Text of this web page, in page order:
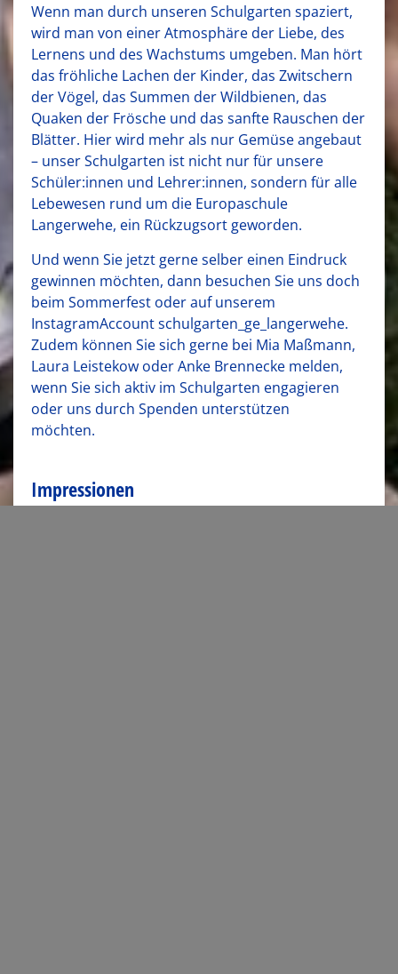
Wenn man durch unseren Schulgarten spaziert,
wird man von einer Atmosphäre der Liebe, des
Lernens und des Wachstums umgeben. Man hört
das fröhliche Lachen der Kinder, das Zwitschern
der Vögel, das Summen der Wildbienen, das
Quaken der Frösche und das sanfte Rauschen der
Blätter. Hier wird mehr als nur Gemüse angebaut
– unser Schulgarten ist nicht nur für unsere
Schüler:innen und Lehrer:innen, sondern für alle
Lebewesen rund um die Europaschule
Langerwehe, ein Rückzugsort geworden.
Und wenn Sie jetzt gerne selber einen Eindruck
gewinnen möchten, dann besuchen Sie uns doch
beim Sommerfest oder auf unserem
InstagramAccount schulgarten_ge_langerwehe.
Zudem können Sie sich gerne bei Mia Maßmann,
Laura Leistekow oder Anke Brennecke melden,
wenn Sie sich aktiv im Schulgarten engagieren
oder uns durch Spenden unterstützen
möchten.
Impressionen